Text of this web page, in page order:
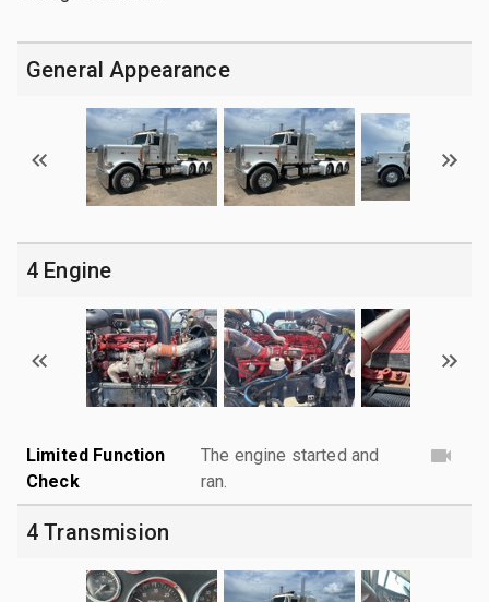
General Appearance
4 Engine
Limited Function
Check
The engine started and
ran.
4 Transmision